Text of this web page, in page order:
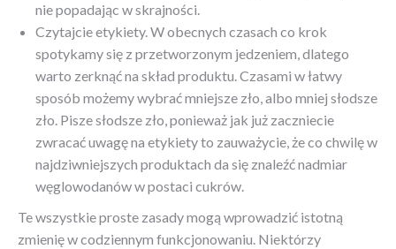
nie popadając w skrajności.
Czytajcie etykiety. W obecnych czasach co krok
spotykamy się z przetworzonym jedzeniem, dlatego
warto zerknąć na skład produktu. Czasami w łatwy
sposób możemy wybrać mniejsze zło, albo mniej słodsze
zło. Pisze słodsze zło, ponieważ jak już zaczniecie
zwracać uwagę na etykiety to zauważycie, że co chwilę w
najdziwniejszych produktach da się znaleźć nadmiar
węglowodanów w postaci cukrów.
Te wszystkie proste zasady mogą wprowadzić istotną
zmienię w codziennym funkcjonowaniu. Niektórzy